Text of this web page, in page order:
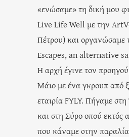
«ενώσαμε» τη δική μου
Live Life Well με την
Πέτρου) και οργανώσαμε
Escapes, an alternative
Η αρχή έγινε τον
Μάιο με ένα γκρουπ από
εταιρία FYLY. Πήγαμε
και στη Σύρο οπού εκτός
που κάναμε στην